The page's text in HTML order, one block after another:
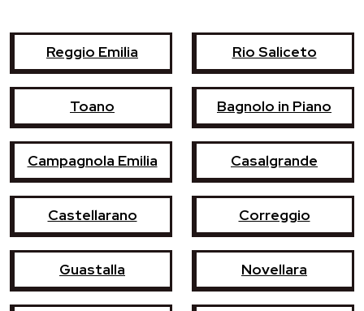
Reggio Emilia Rio Saliceto
Toano Bagnolo in Piano
Campagnola Emilia Casalgrande
Castellarano Correggio
Guastalla Novellara